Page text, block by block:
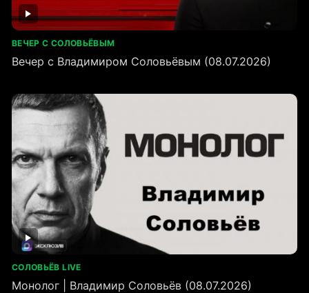
ВЕЧЕР С СОЛОВЬЁВЫМ
Вечер с Владимиром Соловьёвым (08.07.2026)
СОЛОВЬЁВ LIVE
Монолог | Владимир Соловьёв (08.07.2026)